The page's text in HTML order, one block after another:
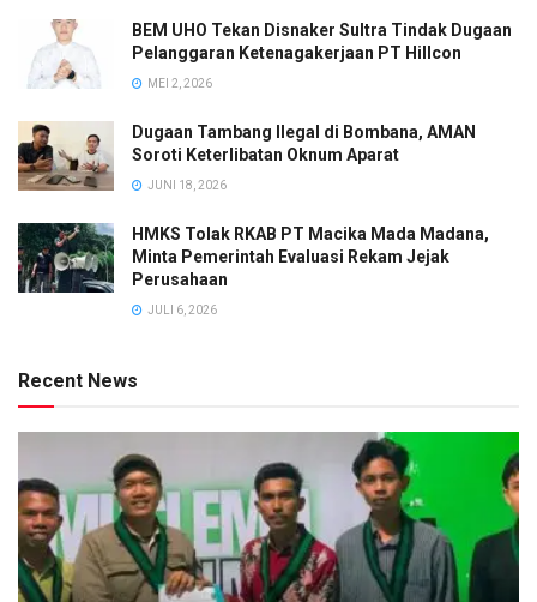
BEM UHO Tekan Disnaker Sultra Tindak Dugaan
Pelanggaran Ketenagakerjaan PT Hillcon
MEI 2, 2026
Dugaan Tambang Ilegal di Bombana, AMAN
Soroti Keterlibatan Oknum Aparat
JUNI 18, 2026
HMKS Tolak RKAB PT Macika Mada Madana,
Minta Pemerintah Evaluasi Rekam Jejak
Perusahaan
JULI 6, 2026
Recent News